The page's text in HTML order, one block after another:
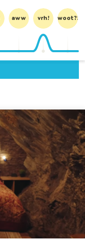
aww vrh! woot?!